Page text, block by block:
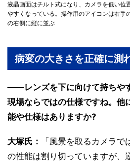
液晶画面はチルト式になり、カメラを低い位
やすくなっている。操作用のアイコンは右手
の右側に縦に並ぶ
病変の大きさを正確に測
――レンズを下に向けて持ちや
現場ならではの仕様ですね。他
能や仕様はありますか?
大塚氏：
「風景を取るカメラ
の性能は割り切っていますが、